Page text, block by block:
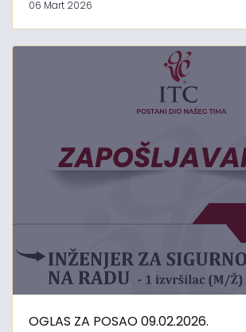
06 Mart 2026
OGLAS ZA POSAO 09.02.2026.